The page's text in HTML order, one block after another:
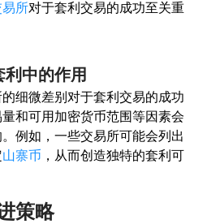
所对于套利交易的成功至关重
中的作用
细微差别对于套利交易的成功
和可用加密货币范围等因素会
例如，一些交易所可能会列出
山寨币 ，从而创造独特的套利可
策略